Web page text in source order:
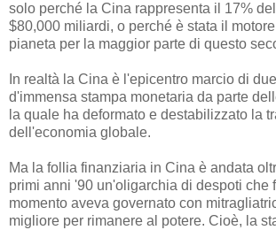
solo perché la Cina rappresenta il 17%
$80,000 miliardi, o perché è stata il
pianeta per la maggior parte di questo
In realtà la Cina è l'epicentro marcio di
d'immensa stampa monetaria da parte
la quale ha deformato e destabilizzato la
dell'economia globale.
Ma la follia finanziaria in Cina è andata
primi anni '90 un'oligarchia di despoti che
momento aveva governato con
migliore per rimanere al potere. Cioè, la